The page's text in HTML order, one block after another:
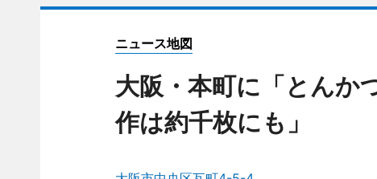
ニュース地図
大阪・本町に「とん
作は約千枚にも」